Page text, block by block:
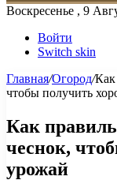
Воскресенье , 9
Войти
Switch skin
Главная/Огород/Как
чтобы получить
Как
чеснок,
урожай